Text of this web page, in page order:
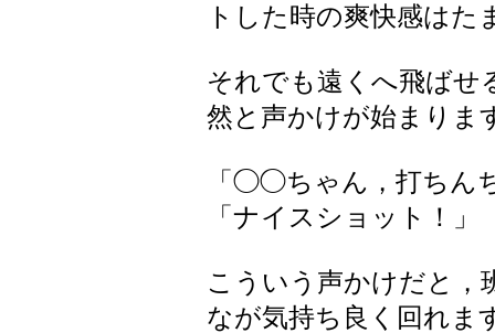
トした時の爽快感はた
それでも遠くへ飛ばせ
然と声かけが始まりま
「◯◯ちゃん，打ちん
「ナイスショット！」
こういう声かけだと，
なが気持ち良く回れま